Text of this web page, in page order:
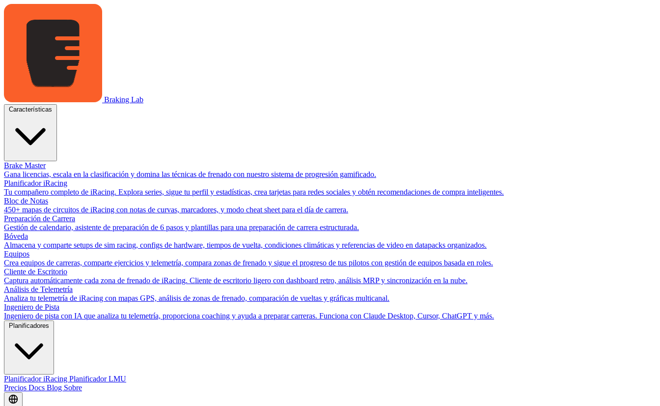
Braking Lab
Brake Master
Gana licencias, escala en la clasificación y domina las técnicas de frenado con nuestro sistema de progresión gamificado.
Planificador iRacing
Tu compañero completo de iRacing. Explora series, sigue tu perfil y estadísticas, crea tarjetas para redes sociales y obtén recomendaciones de compra inteligentes.
Bloc de Notas
450+ mapas de circuitos de iRacing con notas de curvas, marcadores, y modo cheat sheet para el día de carrera.
Preparación de Carrera
Gestión de calendario, asistente de preparación de 6 pasos y plantillas para una preparación de carrera estructurada.
Bóveda
Almacena y comparte setups de sim racing, configs de hardware, tiempos de vuelta, condiciones climáticas y referencias de video en datapacks organizados.
Equipos
Crea equipos de carreras, comparte ejercicios y telemetría, compara zonas de frenado y sigue el progreso de tus pilotos con gestión de equipos basada en roles.
Cliente de Escritorio
Captura automáticamente cada zona de frenado de iRacing. Cliente de escritorio ligero con dashboard retro, análisis MRP y sincronización en la nube.
Análisis de Telemetría
Analiza tu telemetría de iRacing con mapas GPS, análisis de zonas de frenado, comparación de vueltas y gráficas multicanal.
Ingeniero de Pista
Ingeniero de pista con IA que analiza tu telemetría, proporciona coaching y ayuda a preparar carreras. Funciona con Claude Desktop, Cursor, ChatGPT y más.
Planificador iRacing Planificador LMU
Precios Docs Blog Sobre